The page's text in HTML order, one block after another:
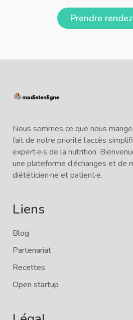
Prendre
Nous sommes ce que nous
fait de notre priorité l’accès
expert·e·s de la nutrition.
une plateforme d’échanges et de
diététicien·ne et patient·e.
Liens
Blog
Partenariat
Recettes
Open startup